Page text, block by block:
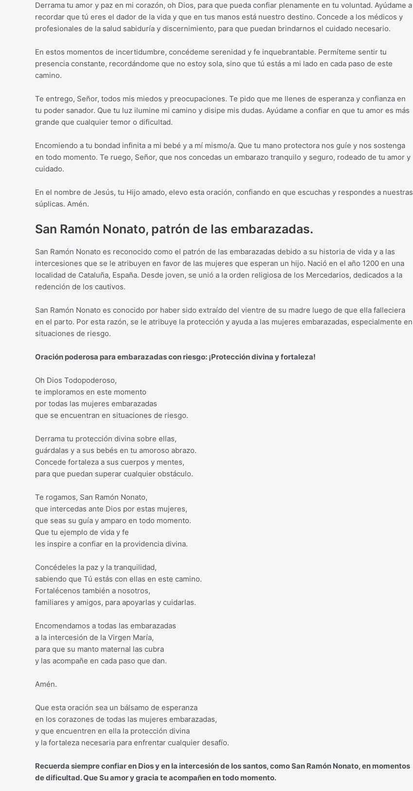
Derrama tu amor y paz en mi corazón, oh Dios, para que pueda confiar plenamente en tu voluntad. Ayúdame a
recordar que tú eres el dador de la vida y que en tus manos está nuestro destino. Concede a los médicos y
profesionales de la salud sabiduría y discernimiento, para que puedan brindarnos el cuidado necesario.
En estos momentos de incertidumbre, concédeme serenidad y fe inquebrantable. Permíteme sentir tu
presencia constante, recordándome que no estoy sola, sino que tú estás a mi lado en cada paso de este
camino.
Te entrego, Señor, todos mis miedos y preocupaciones. Te pido que me llenes de esperanza y confianza en
tu poder sanador. Que tu luz ilumine mi camino y disipe mis dudas. Ayúdame a confiar en que tu amor es más
grande que cualquier temor o dificultad.
Encomiendo a tu bondad infinita a mi bebé y a mí mismo/a. Que tu mano protectora nos guíe y nos sostenga
en todo momento. Te ruego, Señor, que nos concedas un embarazo tranquilo y seguro, rodeado de tu amor y
cuidado.
En el nombre de Jesús, tu Hijo amado, elevo esta oración, confiando en que escuchas y respondes a nuestras
súplicas. Amén.
San Ramón Nonato, patrón de las embarazadas.
San Ramón Nonato es reconocido como el patrón de las embarazadas debido a su historia de vida y a las
intercesiones que se le atribuyen en favor de las mujeres que esperan un hijo. Nació en el año 1200 en una
localidad de Cataluña, España. Desde joven, se unió a la orden religiosa de los Mercedarios, dedicados a la
redención de los cautivos.
San Ramón Nonato es conocido por haber sido extraído del vientre de su madre luego de que ella falleciera
en el parto. Por esta razón, se le atribuye la protección y ayuda a las mujeres embarazadas, especialmente en
situaciones de riesgo.
Oración poderosa para embarazadas con riesgo: ¡Protección divina y fortaleza!
Oh Dios Todopoderoso,
te imploramos en este momento
por todas las mujeres embarazadas
que se encuentran en situaciones de riesgo.
Derrama tu protección divina sobre ellas,
guárdalas y a sus bebés en tu amoroso abrazo.
Concede fortaleza a sus cuerpos y mentes,
para que puedan superar cualquier obstáculo.
Te rogamos, San Ramón Nonato,
que intercedas ante Dios por estas mujeres,
que seas su guía y amparo en todo momento.
Que tu ejemplo de vida y fe
les inspire a confiar en la providencia divina.
Concédeles la paz y la tranquilidad,
sabiendo que Tú estás con ellas en este camino.
Fortalécenos también a nosotros,
familiares y amigos, para apoyarlas y cuidarlas.
Encomendamos a todas las embarazadas
a la intercesión de la Virgen María,
para que su manto maternal las cubra
y las acompañe en cada paso que dan.
Amén.
Que esta oración sea un bálsamo de esperanza
en los corazones de todas las mujeres embarazadas,
y que encuentren en ella la protección divina
y la fortaleza necesaria para enfrentar cualquier desafío.
Recuerda siempre confiar en Dios y en la intercesión de los santos, como San Ramón Nonato, en momentos
de dificultad. Que Su amor y gracia te acompañen en todo momento.